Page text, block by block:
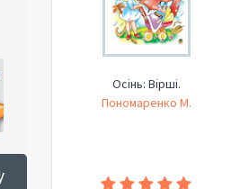
Осінь: Вірші.
Пономаренко М.